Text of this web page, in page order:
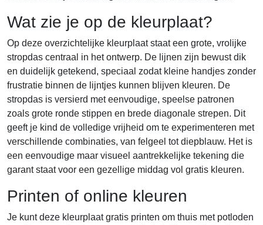
Wat zie je op de kleurplaat?
Op deze overzichtelijke kleurplaat staat een grote, vrolijke
stropdas centraal in het ontwerp. De lijnen zijn bewust dik
en duidelijk getekend, speciaal zodat kleine handjes zonder
frustratie binnen de lijntjes kunnen blijven kleuren. De
stropdas is versierd met eenvoudige, speelse patronen
zoals grote ronde stippen en brede diagonale strepen. Dit
geeft je kind de volledige vrijheid om te experimenteren met
verschillende combinaties, van felgeel tot diepblauw. Het is
een eenvoudige maar visueel aantrekkelijke tekening die
garant staat voor een gezellige middag vol gratis kleuren.
Printen of online kleuren
Je kunt deze kleurplaat gratis printen om thuis met potloden